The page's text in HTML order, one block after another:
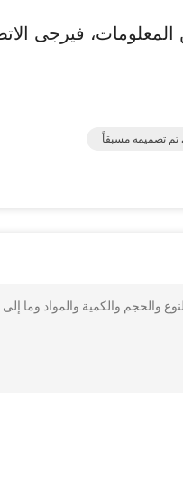
فيرجى
والحجم والكمية والمواد وما